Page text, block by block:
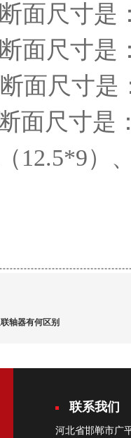
面尺寸是
面尺寸是
面尺寸
面尺寸是
12.5*9）
轴器有何区别
联系我们
河北省邯郸市广